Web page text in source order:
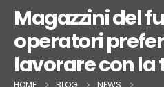
Magazzini del
operatori
lavorare con la